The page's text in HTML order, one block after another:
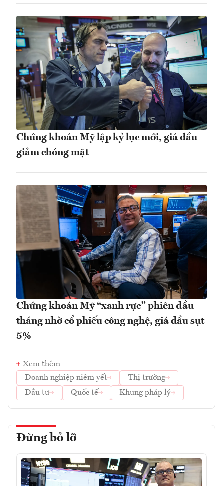
Chứng khoán Mỹ lập kỷ lục mới, giá dầu
giảm chóng mặt
Chứng khoán Mỹ “xanh rực” phiên đầu
tháng nhờ cổ phiếu công nghệ, giá dầu sụt
5%
Xem thêm
Doanh nghiệp niêm yết
Thị trường
Đầu tư
Quốc tế Khung pháp lý
Đừng bỏ lỡ